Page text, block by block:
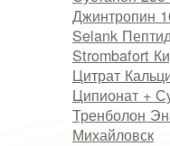
Джинтропин
Selank
Strombafort
Цитрат
Ципионат +
Тренболон
Михайловск